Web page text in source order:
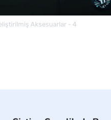
Aksesuarlar - 4